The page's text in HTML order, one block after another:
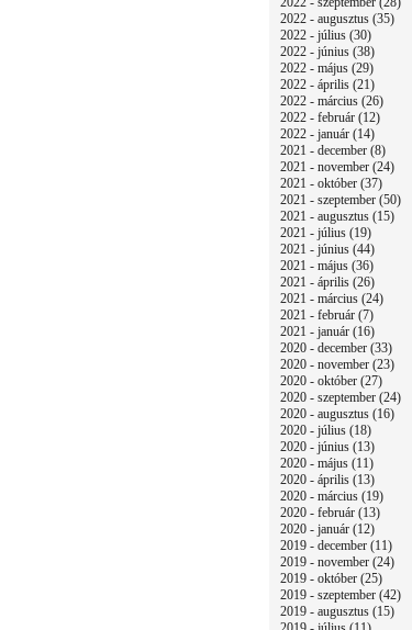
2022 - augusztus (35)
2022 - július (30)
2022 - június (38)
2022 - május (29)
2022 - április (21)
2022 - március (26)
2022 - február (12)
2022 - január (14)
2021 - december (8)
2021 - november (24)
2021 - október (37)
2021 - szeptember (50)
2021 - augusztus (15)
2021 - július (19)
2021 - június (44)
2021 - május (36)
2021 - április (26)
2021 - március (24)
2021 - február (7)
2021 - január (16)
2020 - december (33)
2020 - november (23)
2020 - október (27)
2020 - szeptember (24)
2020 - augusztus (16)
2020 - július (18)
2020 - június (13)
2020 - május (11)
2020 - április (13)
2020 - március (19)
2020 - február (13)
2020 - január (12)
2019 - december (11)
2019 - november (24)
2019 - október (25)
2019 - szeptember (42)
2019 - augusztus (15)